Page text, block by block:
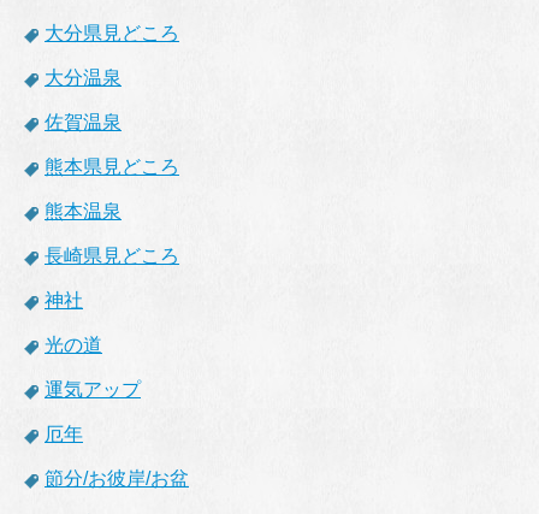
大分県見どころ
大分温泉
佐賀温泉
熊本県見どころ
熊本温泉
長崎県見どころ
神社
光の道
運気アップ
厄年
節分/お彼岸/お盆